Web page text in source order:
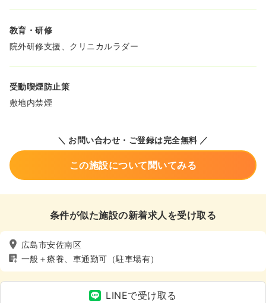
教育・研修
院外研修支援、クリニカルラダー
受動喫煙防止策
敷地内禁煙
＼ お問い合わせ・ご登録は完全無料 ／
この施設について聞いてみる
条件が似た施設の新着求人を受け取る
広島市安佐南区
一般＋療養、車通勤可（駐車場有）
LINEで受け取る